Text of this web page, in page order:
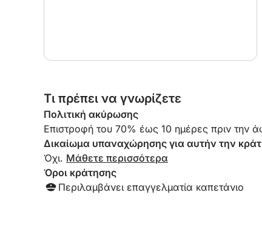
Τι πρέπει να γνωρίζετε
Πολιτική ακύρωσης
Επιστροφή του 70% έως 10 ημέρες πριν την
Δικαίωμα υπαναχώρησης για αυτήν την
Όχι. Μάθετε περισσότερα
Όροι κράτησης
Περιλαμβάνει επαγγελματία καπετάνιο